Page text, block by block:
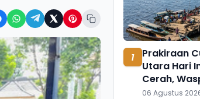
1
Prakiraan
Utara Hari
Cerah,
Munculnya
06 Agustus